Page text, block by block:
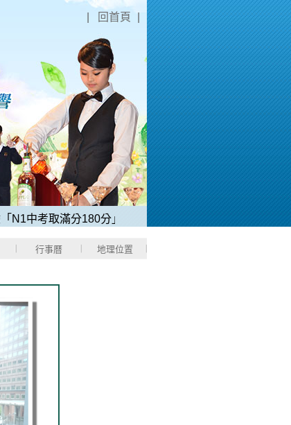
回首頁
中考取滿分180分」。
行事曆 地理位置